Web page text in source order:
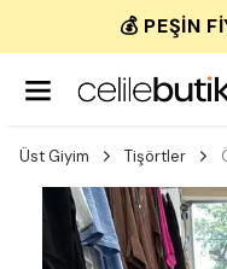
💰 PEŞIN
Üst Giyim Tişörtler